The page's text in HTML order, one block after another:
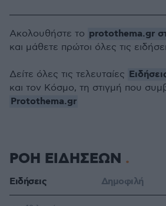
Ακολουθήστε το protothema.gr
και μάθετε πρώτοι όλες τις
Δείτε όλες τις τελευταίες
και τον Κόσμο, τη στιγμή που
Protothema.gr
ΡΟΗ ΕΙΔΗΣΕΩΝ
Ειδήσεις Δημοφιλή